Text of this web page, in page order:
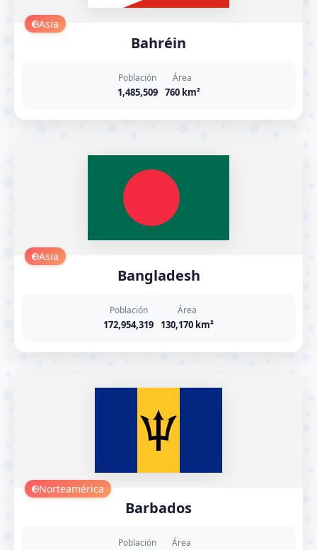
Asia
Bahréin
Población
1,485,509
Área
760 km²
Asia
Bangladesh
Población
172,954,319
Área
130,170 km²
Norteamérica
Barbados
Población Área